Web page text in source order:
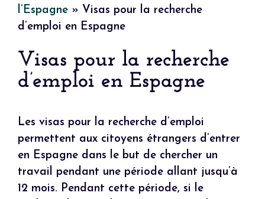
l’Espagne » Visas pour la recherche
d’emploi en Espagne
Visas pour la recherche
d’emploi en Espagne
Les visas pour la recherche d’emploi
permettent aux citoyens étrangers d’entrer
en Espagne dans le but de chercher un
travail pendant une période allant jusqu’à
12 mois. Pendant cette période, si le